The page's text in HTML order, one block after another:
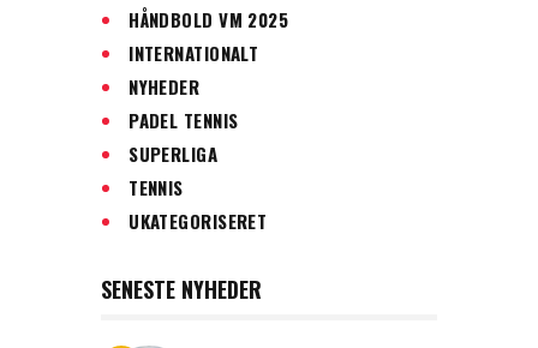
HÅNDBOLD VM 2025
INTERNATIONALT
NYHEDER
PADEL TENNIS
SUPERLIGA
TENNIS
UKATEGORISERET
SENESTE NYHEDER